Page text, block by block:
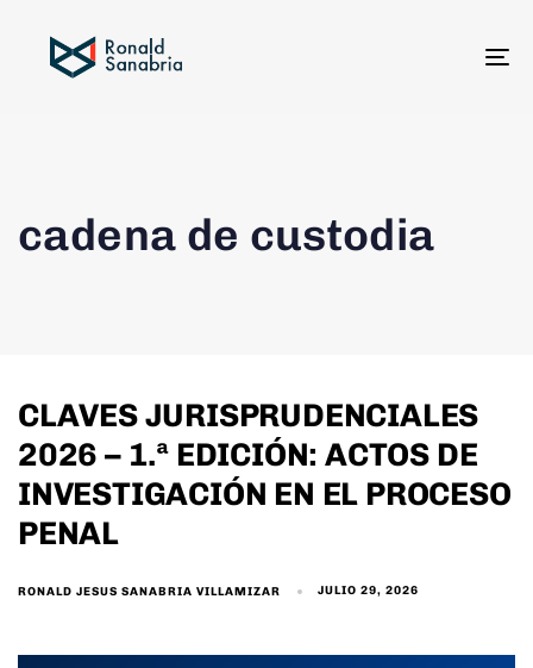
cadena de custodia
CLAVES JURISPRUDENCIALES
2026 – 1.ª EDICIÓN: ACTOS DE
INVESTIGACIÓN EN EL PROCESO
PENAL
RONALD JESUS SANABRIA VILLAMIZAR JULIO 29, 2026